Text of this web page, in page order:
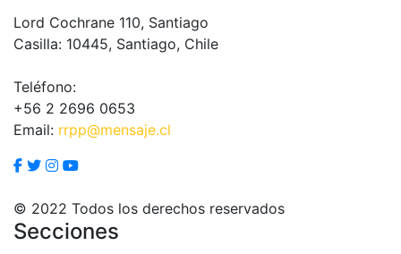
Lord Cochrane 110, Santiago
Casilla: 10445, Santiago, Chile
Teléfono:
+56 2 2696 0653
Email: rrpp@mensaje.cl
© 2022 Todos los derechos reservados
Secciones